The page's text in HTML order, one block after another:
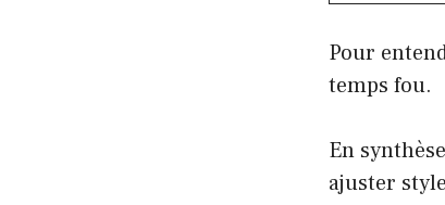
Pour
temps fou.
En
ajuster